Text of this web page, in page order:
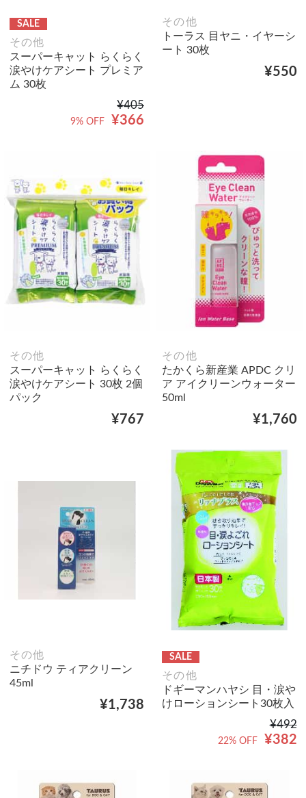
SALE
その他
スーパーキャット らくらく
涙やけケアシート プレミア
ム 30枚
¥405
¥366
9% OFF
その他
トーラス 目ヤニ・イヤーシ
ート 30枚
¥550
その他
スーパーキャット らくらく
涙やけケアシート 30枚 2個
パック
¥767
その他
たかくら新産業 APDC クリ
ア アイクリーンウォーター
50ml
¥1,760
その他
ニチドウ ティアクリーン
45ml
¥1,738
SALE
その他
ドギーマンハヤシ 目・涙や
けローションシート30枚入
¥492
¥382
22% OFF